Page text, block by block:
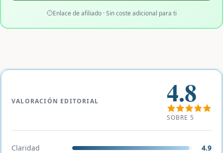
Enlace de afiliado · Sin coste adicional para ti
VALORACIÓN EDITORIAL 4.8
SOBRE 5
Claridad
4.9